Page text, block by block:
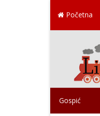
Početna
Gospić